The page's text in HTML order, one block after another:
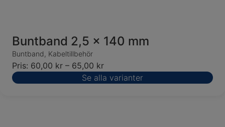
Buntband 2,5 x 140 mm
Buntband, Kabeltillbehör
Pris: 60,00 kr – 65,00 kr
Se alla varianter